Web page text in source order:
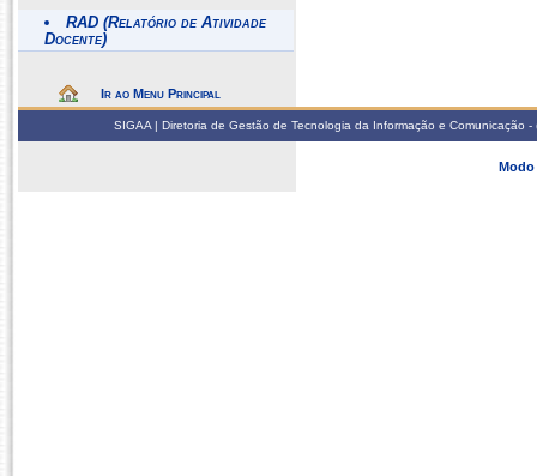
RAD (Relatório de Atividade
Docente)
Ir ao Menu Principal
SIGAA | Diretoria de Gestão de Tecnologia da Informação e
Modo